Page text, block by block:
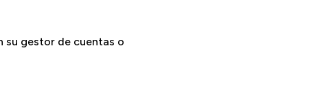
su gestor de cuentas o